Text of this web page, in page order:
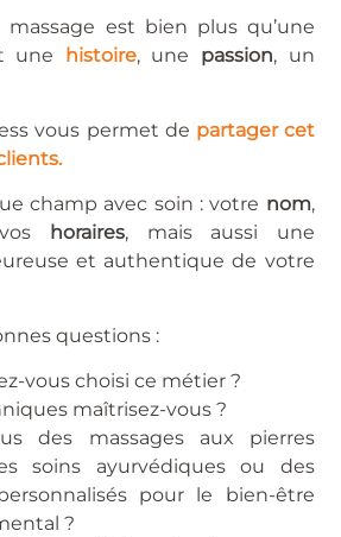
est bien plus qu’une
une
histoire, une passion, un
vous permet de partager cet
champ avec soin : votre nom,
horaires, mais aussi une
et authentique de votre
questions :
vous choisi ce métier ?
maîtrisez-vous ?
des massages aux pierres
soins ayurvédiques ou des
pour le bien-être
?